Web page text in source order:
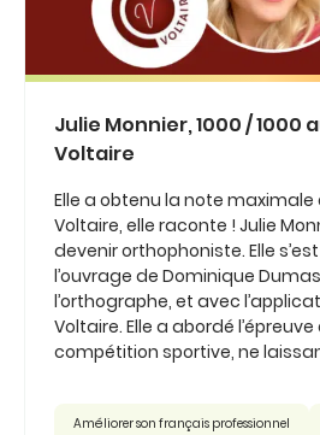
Julie Monnier, 1000 / 1000
Voltaire
Elle a obtenu la note
Voltaire, elle raconte ! Julie
devenir orthophoniste. Elle
l’ouvrage de Dominique
l’orthographe, et avec
Voltaire. Elle a abordé
compétition sportive, ne
Améliorer son français professionnel